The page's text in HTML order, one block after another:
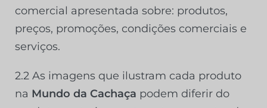
comercial apresentada sobre: produtos,
preços, promoções, condições comerciais e
serviços.
2.2 As imagens que ilustram cada produto
na Mundo da Cachaça podem diferir do